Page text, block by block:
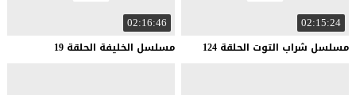
02:15:24
مسلسل شراب التوت الحلقة 124
02:16:46
مسلسل الخليفة الحلقة 19